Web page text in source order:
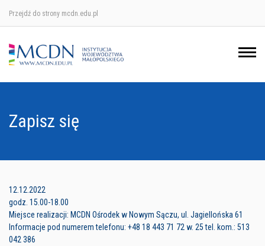
Przejdź do strony mcdn.edu.pl
Zapisz się
12.12.2022
godz. 15.00-18.00
Miejsce realizacji: MCDN Ośrodek w Nowym Sączu, ul. Jagiellońska 61
Informacje pod numerem telefonu: +48 18 443 71 72 w. 25 tel. kom.: 513
042 386
Ośrodek w Krakowie
Ośrodek w Nowym Sączu
Ośrodek w Tarnowie